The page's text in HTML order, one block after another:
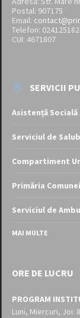
Postal: 907175
Email:
Telefon:
CUI: 4671807
SERVICII
Asistență Socială
Serviciul de
Compartiment
Primăria
Serviciul de
MAI MULTE
ORE DE LUCRU
PROGRAM
Luni, Miercuri, Joi: